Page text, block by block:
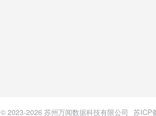
© 2023-2026 苏州万闻数据科技有限公司 苏ICP